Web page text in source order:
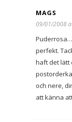
MAGS
09/01/2008
perfekt.
haft det lätt
och nere,
att känna